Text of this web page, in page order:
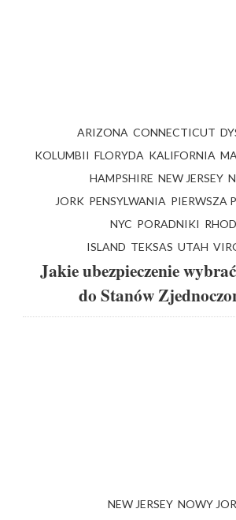
ARIZONA CONNECTICUT
KOLUMBII FLORYDA KALIFORNIA
HAMPSHIRE NEW JERSEY
JORK PENSYLWANIA PIERWSZA
NYC PORADNIKI
ISLAND TEKSAS UTAH
Jakie ubezpieczenie
do Stanów
NEW JERSEY NOWY